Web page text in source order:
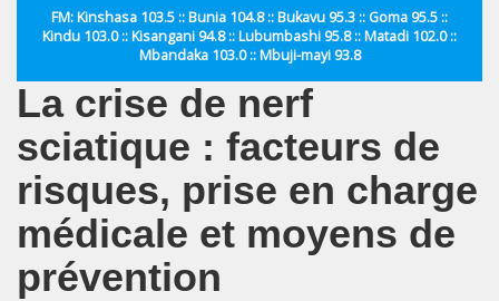
FM: Kinshasa 103.5 :: Bunia 104.8 :: Bukavu 95.3 :: Goma 95.5 ::
Kindu 103.0 :: Kisangani 94.8 :: Lubumbashi 95.8 :: Matadi 102.0 ::
Mbandaka 103.0 :: Mbuji-mayi 93.8
La crise de nerf
sciatique : facteurs de
risques, prise en charge
médicale et moyens de
prévention